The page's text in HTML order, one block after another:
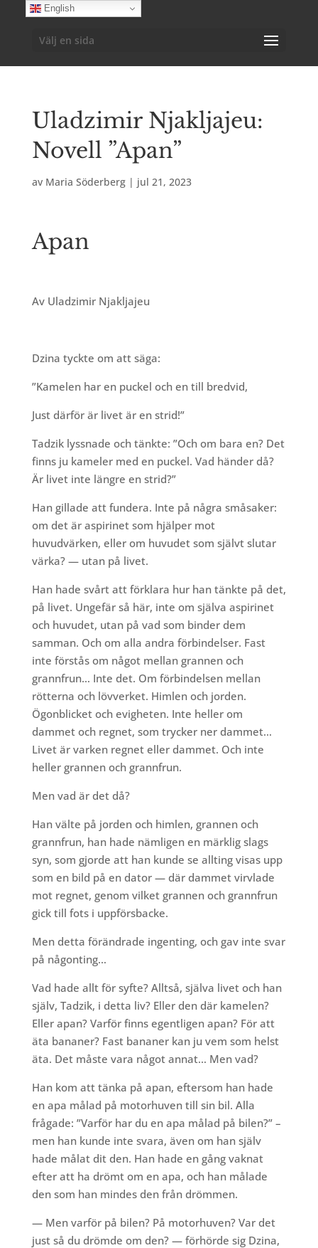
Välj en sida
Uladzimir Njakljajeu:
Novell ”Apan”
av Maria Söderberg| jul 21, 2023
Apan
Av Uladzimir Njakljajeu
Dzina tyckte om att säga:
”Kamelen har en puckel och en till bredvid,
Just därför är livet är en strid!”
Tadzik lyssnade och tänkte: ”Och om bara en? Det
finns ju kameler med en puckel. Vad händer då?
Är livet inte längre en strid?”
Han gillade att fundera. Inte på några småsaker:
om det är aspirinet som hjälper mot
huvudvärken, eller om huvudet som självt slutar
värka? — utan på livet.
Han hade svårt att förklara hur han tänkte på det,
på livet. Ungefär så här, inte om själva aspirinet
och huvudet, utan på vad som binder dem
samman. Och om alla andra förbindelser. Fast
inte förstås om något mellan grannen och
grannfrun… Inte det. Om förbindelsen mellan
rötterna och lövverket. Himlen och jorden.
Ögonblicket och evigheten. Inte heller om
dammet och regnet, som trycker ner dammet…
Livet är varken regnet eller dammet. Och inte
heller grannen och grannfrun.
Men vad är det då?
Han välte på jorden och himlen, grannen och
grannfrun, han hade nämligen en märklig slags
syn, som gjorde att han kunde se allting visas upp
som en bild på en dator — där dammet virvlade
mot regnet, genom vilket grannen och grannfrun
gick till fots i uppförsbacke.
Men detta förändrade ingenting, och gav inte svar
på någonting…
Vad hade allt för syfte? Alltså, själva livet och han
själv, Tadzik, i detta liv? Eller den där kamelen?
Eller apan? Varför finns egentligen apan? För att
äta bananer? Fast bananer kan ju vem som helst
äta. Det måste vara något annat… Men vad?
Han kom att tänka på apan, eftersom han hade
en apa målad på motorhuven till sin bil. Alla
frågade: ”Varför har du en apa målad på bilen?” –
men han kunde inte svara, även om han själv
hade målat dit den. Han hade en gång vaknat
efter att ha drömt om en apa, och han målade
den som han mindes den från drömmen.
— Men varför på bilen? På motorhuven? Var det
just så du drömde om den? — förhörde sig Dzina,
English